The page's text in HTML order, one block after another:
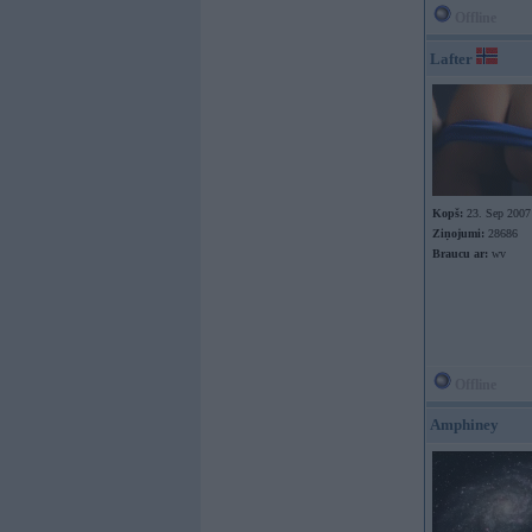
Lafter
Kopš: 23. Sep 2007
Ziņojumi: 28686
Braucu ar: wv
Amphiney